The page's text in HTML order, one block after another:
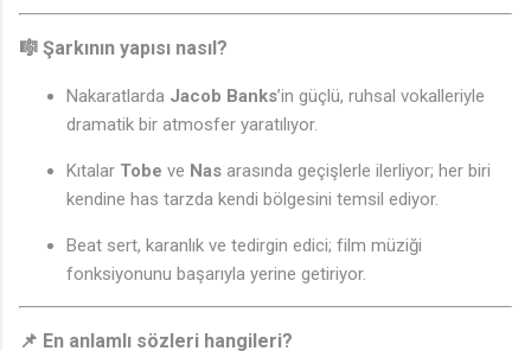
🎼 Şarkının yapısı nasıl?
Nakaratlarda Jacob Banks’in güçlü, ruhsal vokalleriyle
dramatik bir atmosfer yaratılıyor.
Kıtalar Tobe ve Nas arasında geçişlerle ilerliyor; her biri
kendine has tarzda kendi bölgesini temsil ediyor.
Beat sert, karanlık ve tedirgin edici; film müziği
fonksiyonunu başarıyla yerine getiriyor.
📌 En anlamlı sözleri hangileri?